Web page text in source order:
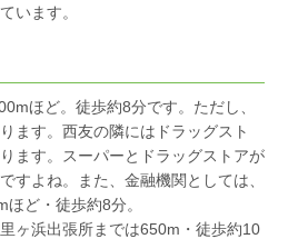
います。
ほど。徒歩約8分です。ただし、
ます。西友の隣にはドラッグスト
ます。スーパーとドラッグストアが
すよね。また、金融機関としては、
ど・徒歩約8分。
ヶ浜出張所までは650m・徒歩約10